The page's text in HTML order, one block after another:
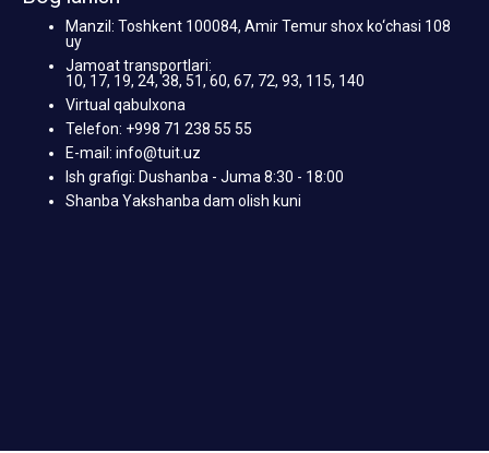
Manzil: Toshkent 100084, Amir Temur shox ko‘chasi 108
uy
Jamoat transportlari:
10, 17, 19, 24, 38, 51, 60, 67, 72, 93, 115, 140
Virtual qabulxona
Telefon: +998 71 238 55 55
E-mail: info@tuit.uz
Ish grafigi: Dushanba - Juma 8:30 - 18:00
Shanba Yakshanba dam olish kuni